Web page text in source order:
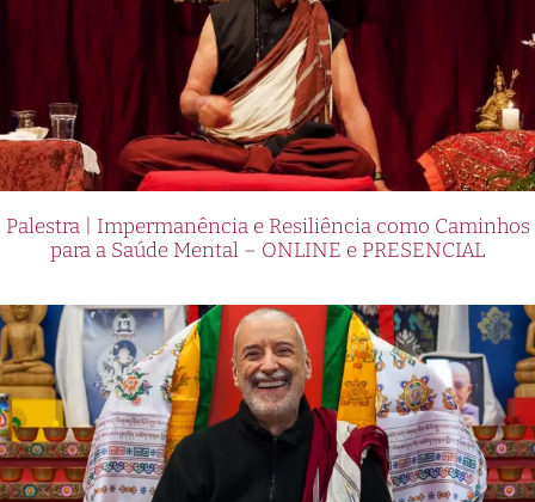
Palestra | Impermanência e Resiliência como Caminhos
para a Saúde Mental – ONLINE e PRESENCIAL